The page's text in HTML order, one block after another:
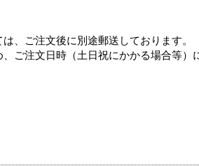
、ご注文後に別途郵送しております。
ご注文日時（土日祝にかかる場合等）